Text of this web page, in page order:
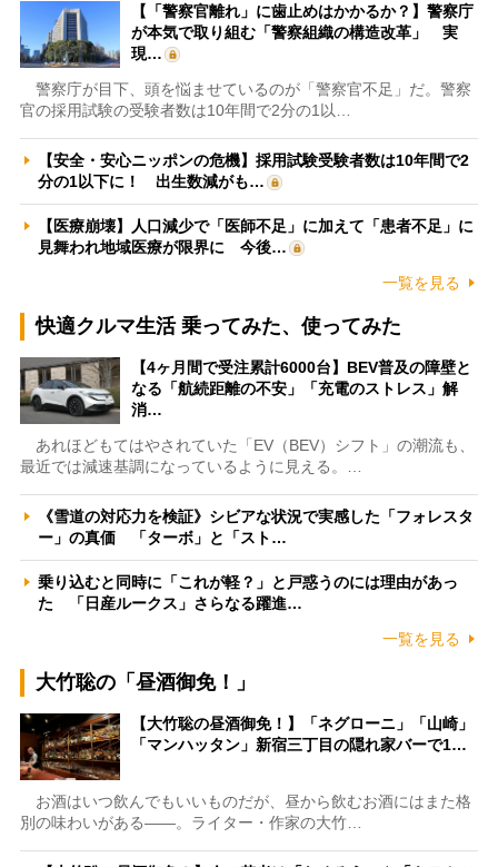
【「警察官離れ」に歯止めはかかるか？】警察庁
が本気で取り組む「警察組織の構造改革」 実
現…
警察庁が目下、頭を悩ませているのが「警察官不足」だ。警察
官の採用試験の受験者数は10年間で2分の1以…
【安全・安心ニッポンの危機】採用試験受験者数は10年間で2
分の1以下に！ 出生数減がも…
【医療崩壊】人口減少で「医師不足」に加えて「患者不足」に
見舞われ地域医療が限界に 今後…
一覧を見る
快適クルマ生活 乗ってみた、使ってみた
【4ヶ月間で受注累計6000台】BEV普及の障壁と
なる「航続距離の不安」「充電のストレス」解
消…
あれほどもてはやされていた「EV（BEV）シフト」の潮流も、
最近では減速基調になっているように見える。…
《雪道の対応力を検証》シビアな状況で実感した「フォレスタ
ー」の真価 「ターボ」と「スト…
乗り込むと同時に「これが軽？」と戸惑うのには理由があっ
た 「日産ルークス」さらなる躍進…
一覧を見る
大竹聡の「昼酒御免！」
【大竹聡の昼酒御免！】「ネグローニ」「山崎」
「マンハッタン」新宿三丁目の隠れ家バーで1…
お酒はいつ飲んでもいいものだが、昼から飲むお酒にはまた格
別の味わいがある――。ライター・作家の大竹…